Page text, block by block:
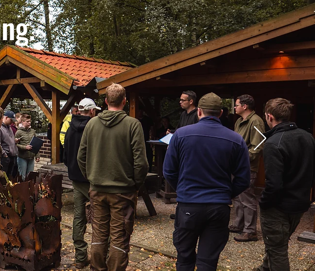
Klicke einfach auf „Text bearbeiten“
zu ändern. Es ist der ideale Ort,
dich zu erzählen.